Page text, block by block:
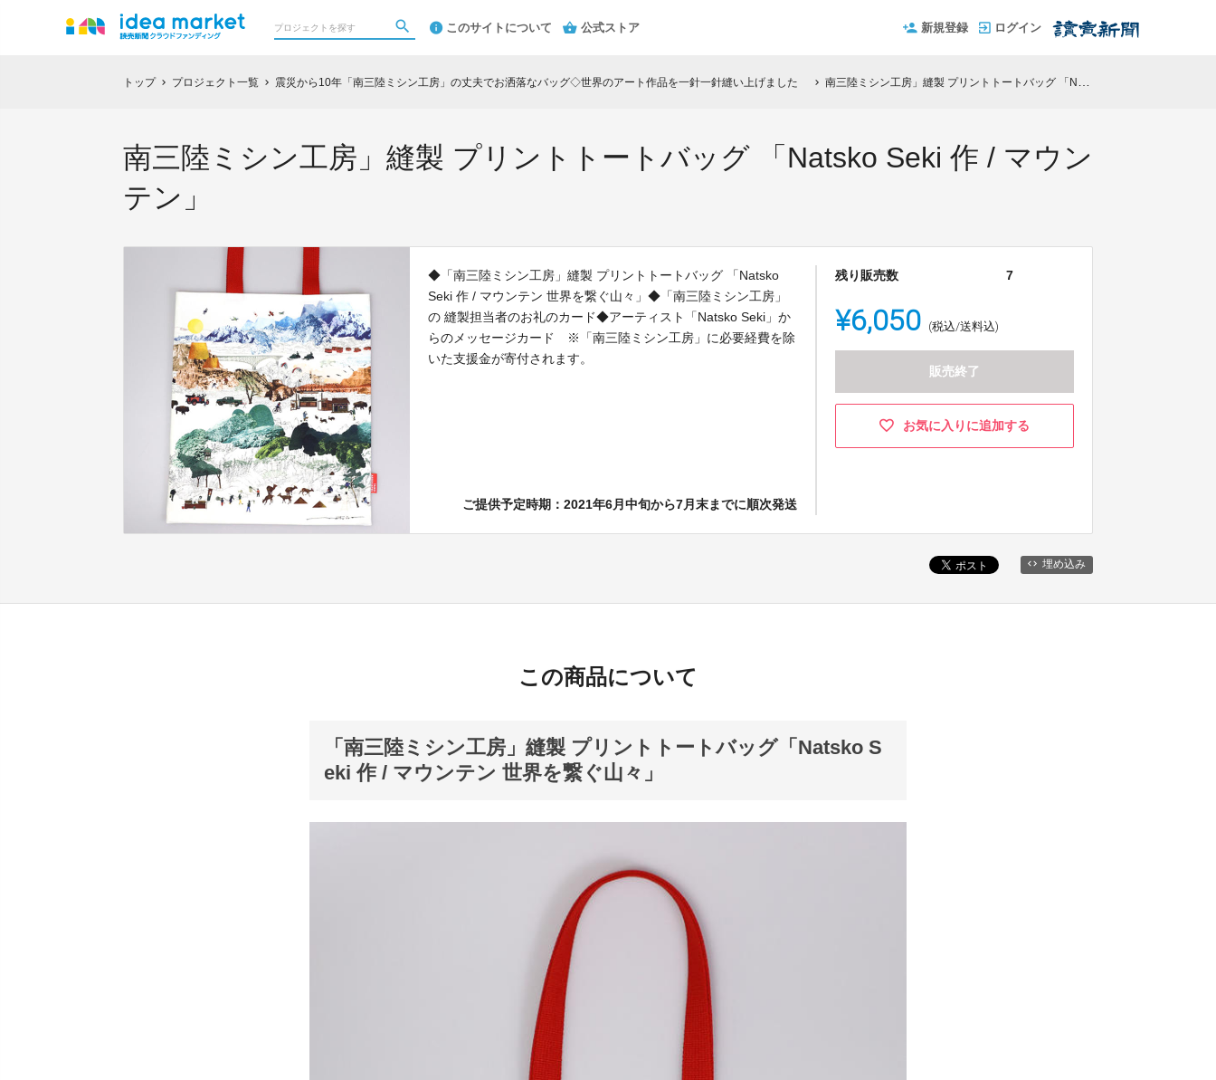
このサイトについて 公式ストア 新規登録 ログイン
トップ chevron_right プロジェクト一覧 chevron_right 震災から10年「南三陸ミシン工房」の丈夫でお洒落なバッグ◇世界のアート作品を一針一針縫い上げました chevron_right 南三陸ミシン工房」縫製 プリントトートバッグ 「Natsko Seki 作 / マウンテン」
南三陸ミシン工房」縫製 プリントトートバッグ 「Natsko Seki 作 / マウン
テン」
◆「南三陸ミシン工房」縫製 プリントトートバッグ 「Natsko
Seki 作 / マウンテン 世界を繋ぐ山々」◆「南三陸ミシン工房」
の 縫製担当者のお礼のカード◆アーティスト「Natsko Seki」か
らのメッセージカード ※「南三陸ミシン工房」に必要経費を除
いた支援金が寄付されます。
ご提供予定時期：2021年6月中旬から7月末までに順次発送
残り販売数 7
¥6,050 (税込/送料込)
販売終了
お気に入りに追加する
埋め込み
この商品について
「南三陸ミシン工房」縫製 プリントトートバッグ「Natsko S
eki 作 / マウンテン 世界を繋ぐ山々」